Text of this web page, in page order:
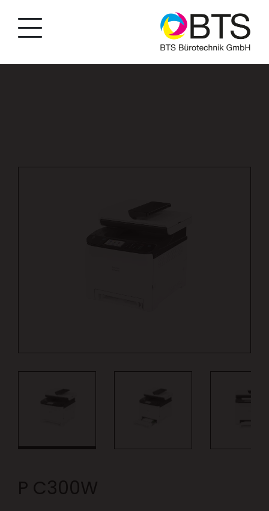
bool(false) string(4) "BTSA"
P C300W